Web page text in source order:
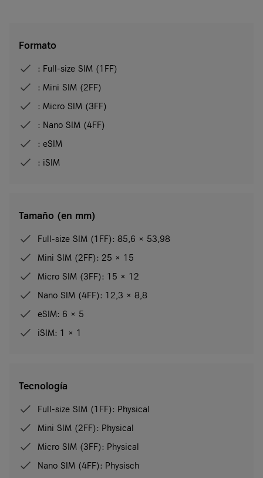
Formato
: Full-size SIM (1FF)
: Mini SIM (2FF)
: Micro SIM (3FF)
: Nano SIM (4FF)
: eSIM
: iSIM
Tamaño (en mm)
Full-size SIM (1FF): 85,6 × 53,98
Mini SIM (2FF): 25 × 15
Micro SIM (3FF): 15 × 12
Nano SIM (4FF): 12,3 × 8,8
eSIM: 6 × 5
iSIM: 1 × 1
Tecnología
Full-size SIM (1FF): Physical
Mini SIM (2FF): Physical
Micro SIM (3FF): Physical
Nano SIM (4FF): Physisch